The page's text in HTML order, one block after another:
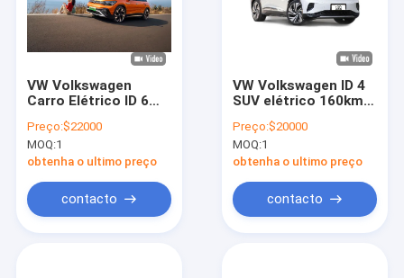
VW Volkswagen
Carro Elétrico ID 6
250 Miles Range
Preço:$22000
MOQ:1
obtenha o ultimo preço
contacto
VW Volkswagen ID 4
SUV elétrico 160km/h
vida sustentável e
moderno
Preço:$20000
MOQ:1
obtenha o ultimo preço
contacto